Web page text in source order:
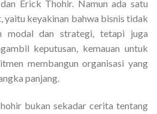
Erick Thohir. Namun ada satu
yaitu keyakinan bahwa bisnis tidak
modal dan strategi, tetapi juga
keputusan, kemauan untuk
membangun organisasi yang
panjang.
bukan sekadar cerita tentang